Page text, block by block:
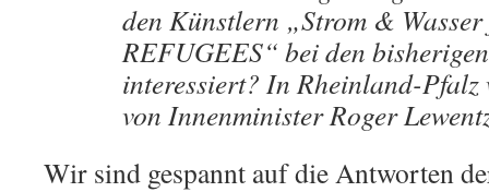
den Künstlern „Strom &
REFUGEES“ bei den
interessiert? In Rheinland-Pfalz
von Innenminister Roger
Wir sind gespannt auf die Antworten